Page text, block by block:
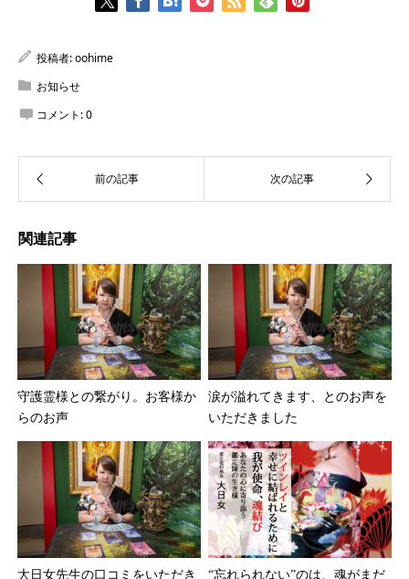
投稿者:oohime
お知らせ
コメント:0
関連記事
守護霊様との繋がり。お客様か
らのお声
涙が溢れてきます、とのお声を
いただきました
大日女先生の口コミをいただき
“忘れられない”のは、魂がまだ